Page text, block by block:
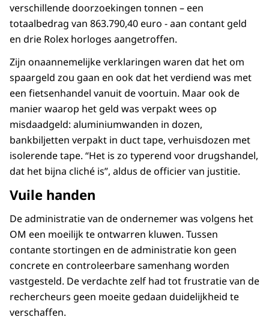
verschillende doorzoekingen tonnen – een
totaalbedrag van 863.790,40 euro - aan contant geld
en drie Rolex horloges aangetroffen.
Zijn onaannemelijke verklaringen waren dat het om
spaargeld zou gaan en ook dat het verdiend was met
een fietsenhandel vanuit de voortuin. Maar ook de
manier waarop het geld was verpakt wees op
misdaadgeld: aluminiumwanden in dozen,
bankbiljetten verpakt in duct tape, verhuisdozen met
isolerende tape. “Het is zo typerend voor drugshandel,
dat het bijna cliché is”, aldus de officier van justitie.
Vuile handen
De administratie van de ondernemer was volgens het
OM een moeilijk te ontwarren kluwen. Tussen
contante stortingen en de administratie kon geen
concrete en controleerbare samenhang worden
vastgesteld. De verdachte zelf had tot frustratie van de
rechercheurs geen moeite gedaan duidelijkheid te
verschaffen.